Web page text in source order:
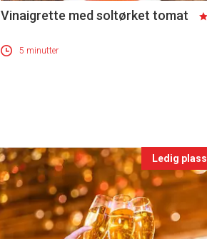
Vinaigrette med soltørket tomat
5 minutter
Ledig plass